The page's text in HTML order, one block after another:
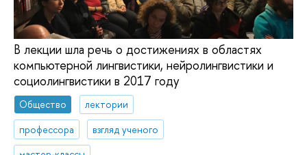
В лекции шла речь о достижениях в областях
компьютерной лингвистики, нейролингвистики и
социолингвистики в 2017 году
Общество
лектории
профессора
взгляд ученого